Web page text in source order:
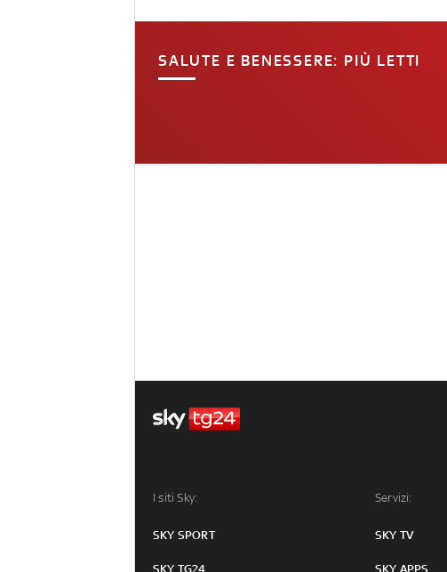
SALUTE E BENESSERE: PIÙ LETTI
I siti Sky:
SKY SPORT
SKY TG24
Servizi:
SKY TV
SKY APPS